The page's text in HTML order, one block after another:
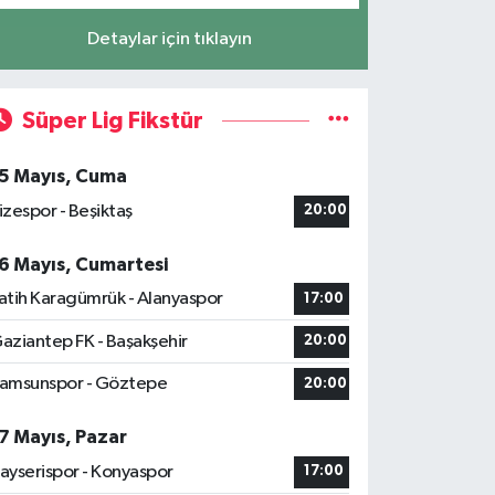
Detaylar için tıklayın
Süper Lig Fikstür
Mayıs, Cuma
- Beşiktaş
20:00
Mayıs, Cumartesi
Karagümrük - Alanyaspor
17:00
FK - Başakşehir 20:00
- Göztepe 20:00
Mayıs, Pazar
- Konyaspor
17:00